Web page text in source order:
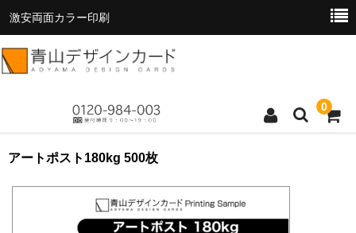
激安両面カラー印刷
0
トップページ
商品一覧
アートポスト180kg 500枚